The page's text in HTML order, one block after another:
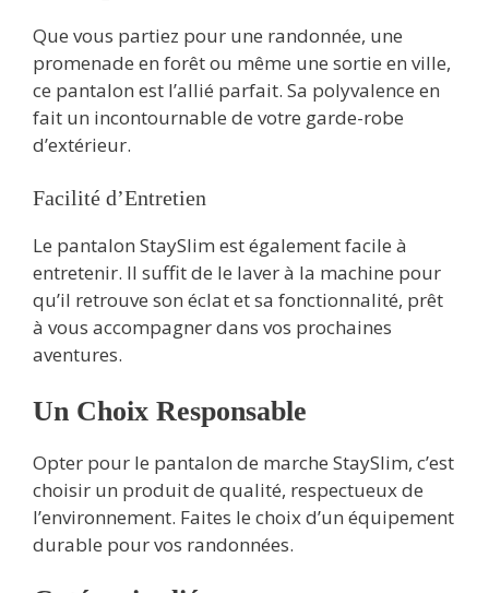
Que vous partiez pour une randonnée, une
promenade en forêt ou même une sortie en ville,
ce pantalon est l’allié parfait. Sa polyvalence en
fait un incontournable de votre garde-robe
d’extérieur.
Facilité d’Entretien
Le pantalon StaySlim est également facile à
entretenir. Il suffit de le laver à la machine pour
qu’il retrouve son éclat et sa fonctionnalité, prêt
à vous accompagner dans vos prochaines
aventures.
Un Choix Responsable
Opter pour le pantalon de marche StaySlim, c’est
choisir un produit de qualité, respectueux de
l’environnement. Faites le choix d’un équipement
durable pour vos randonnées.